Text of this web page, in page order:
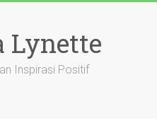
Lynette
Inspirasi Positif